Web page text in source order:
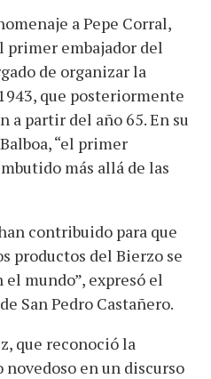
a Pepe Corral,
primer embajador del
de organizar la
que posteriormente
a partir del año 65. En su
“el primer
más allá de las
contribuido para que
productos del Bierzo se
el mundo”, expresó el
San Pedro Castañero.
que reconoció la
en un discurso